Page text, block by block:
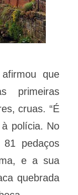
que
primeiras
cruas. “É
polícia. No
pedaços
e a sua
quebrada